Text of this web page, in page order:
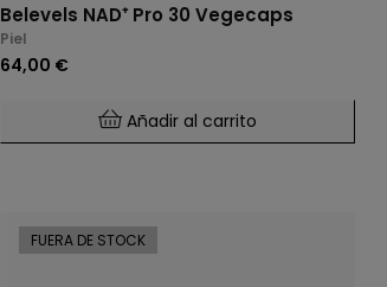
Belevels NAD⁺ Pro 30 Vegecaps
Piel
64,00 €
Añadir al carrito
FUERA DE STOCK